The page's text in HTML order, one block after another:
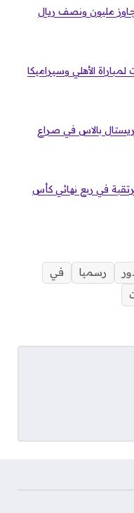
مليون ونصف ريال
الأهلي وسيراميكا
بالاس في صراع
في ربع نهائي كأس
رسميا
في